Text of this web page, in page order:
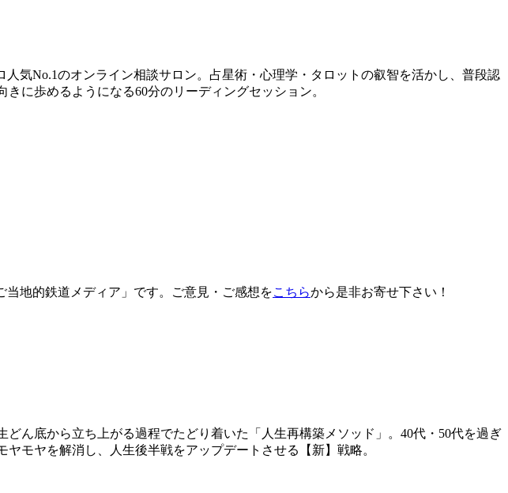
気No.1のオンライン相談サロン。占星術・心理学・タロットの叡智を活かし、普段認
に歩めるようになる60分のリーディングセッション。
地的鉄道メディア」です。ご意見・ご感想をこちらから是非お寄せ下さい！
ん底から立ち上がる過程でたどり着いた「人生再構築メソッド」。40代・50代を過ぎ
モヤを解消し、人生後半戦をアップデートさせる【新】戦略。